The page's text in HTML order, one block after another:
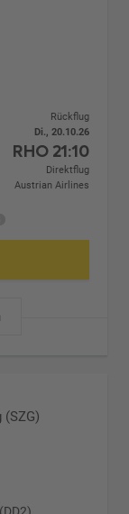
Rückflug
Di., 20.10.26
RHO 21:10
Direktflug
Austrian Airlines
(SZG)